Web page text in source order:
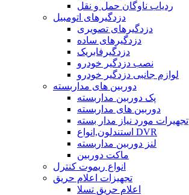
ردیاب ناوگان حمل و نقل
دزدگیرهای اتومبیل
دزدگیرهای تصویری
دزدگیرهای ساده
دزدگیرفابریک
نصب دزدگیر خودرو
لوازم جانبی دزدگیر خودرو
دوربین های مداربسته
پک دوربین مداربسته
دوربین های مداربسته
تجهیرات مورد نیاز مدار بسته
استندلون,انواع DVR
لنز دوربین مداربسته
ماکت دوربین
انواع ریموت کنترل
تجهیزات اعلام حریق
اعلام حریق تسلا